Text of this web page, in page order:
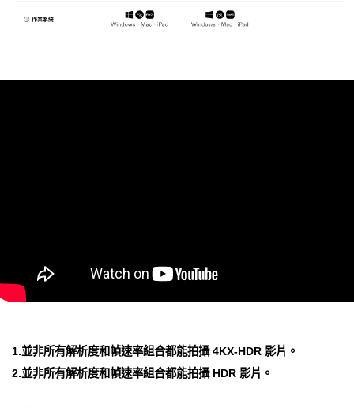
1.並非所有解析度和幀速率組合都能拍攝 4KX-HDR 影片。
2.並非所有解析度和幀速率組合都能拍攝 HDR 影片。